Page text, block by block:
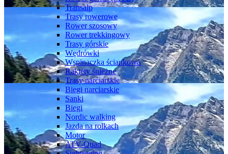
Transalp
Trasy rowerowe
Rower szosowy
Rower trekkingowy
Trasy górskie
Wędrówki
Wspinaczka ściankowa
Rakiety śnieżne
Trasy narciarskie
Biegi narciarskie
Sanki
Biegi
Nordic walking
Jazda na rolkach
Motor
ATV-Quad